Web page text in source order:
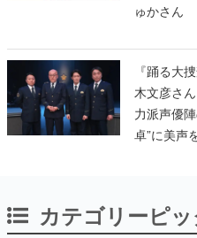
ゅかさん
『踊る大
木文彦さ
力派声優
卓”に美声
カテゴリーピ